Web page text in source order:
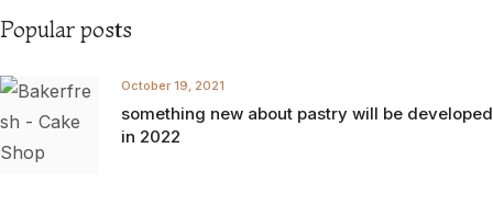
Popular posts
October 19, 2021
something new about pastry will be developed
in 2022